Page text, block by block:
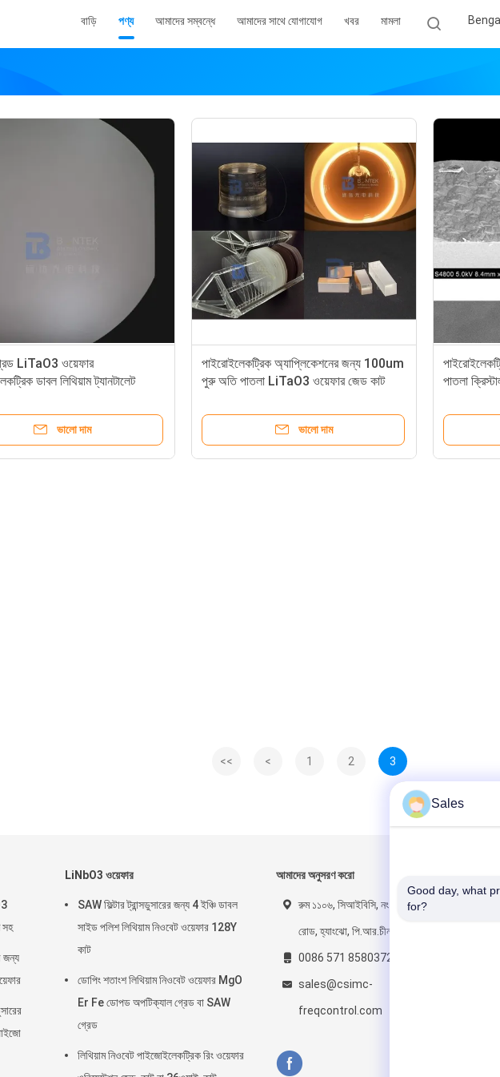
বাড়ি পণ্য আমাদের সম্বন্ধে আমাদের সাথে যোগাযোগ খবর মামলা
LiTaO3 ওয়েফার
ডাবল লিথিয়াম ট্যানটালেট
ভালো দাম
পাইরোইলেকট্রিক অ্যাপ্লিকেশনের জন্য 100um
পুরু অতি পাতলা LiTaO3 ওয়েফার জেড কাট
ভালো দাম
পাতলা
<< < 1 2 3
জন্য
LiNbO3 ওয়েফার
SAW ফিল্টার ট্রান্সডুসারের জন্য 4 ইঞ্চি ডাবল
সাইড পলিশ লিথিয়াম নিওবেট ওয়েফার 128Y
কাট
ডোপিং শতাংশ লিথিয়াম নিওবেট ওয়েফার MgO
Er Fe ডোপড অপটিক্যাল গ্রেড বা SAW
গ্রেড
লিথিয়াম নিওবেট পাইজোইলেকট্রিক রিং ওয়েফার
আমাদের অনুসরণ করো
রুম ১১০৬, সিআইবিসি, নং ১৯৮ উকসিং
রোড, হ্যাংঝো, পি.আর.চীন
0086 571 85803723
sales@csimc-
freqcontrol.com
Sales
Good day, what
for?